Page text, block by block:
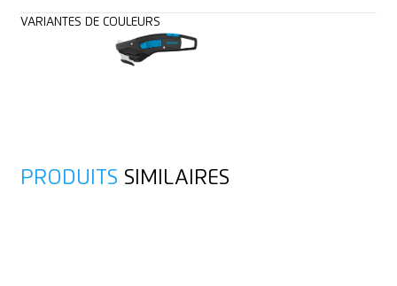
VARIANTES DE COULEURS
PRODUITS SIMILAIRES